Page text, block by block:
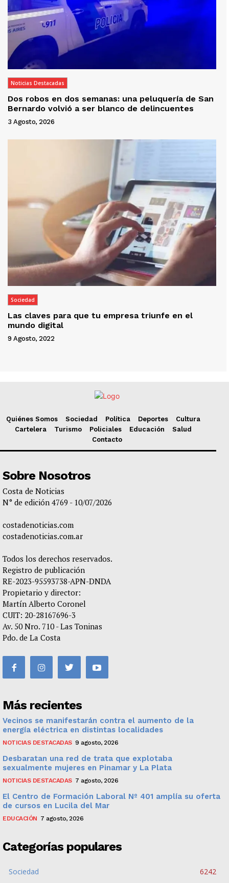
Noticias Destacadas
Dos robos en dos semanas: una peluquería de San
Bernardo volvió a ser blanco de delincuentes
3 Agosto, 2026
Sociedad
Las claves para que tu empresa triunfe en el
mundo digital
9 Agosto, 2022
Quiénes Somos Sociedad Política Deportes
Cultura
Cartelera
Turismo Policiales Educación
Salud
Contacto
Sobre Nosotros
Costa de Noticias
N° de edición 4769 - 10/07/2026
costadenoticias.com
costadenoticias.com.ar
Todos los derechos reservados.
Registro de publicación
RE-2023-95593738-APN-DNDA
Propietario y director:
Martín Alberto Coronel
CUIT: 20-28167696-3
Av. 50 Nro. 710 - Las Toninas
Pdo. de La Costa
Más recientes
Vecinos se manifestarán contra el aumento de la
energía eléctrica en distintas localidades
NOTICIAS DESTACADAS 9 agosto, 2026
Desbaratan una red de trata que explotaba
sexualmente mujeres en Pinamar y La Plata
NOTICIAS DESTACADAS 7 agosto, 2026
El Centro de Formación Laboral Nº 401 amplía su oferta
de cursos en Lucila del Mar
EDUCACIÓN 7 agosto, 2026
Categorías populares
Sociedad
6242